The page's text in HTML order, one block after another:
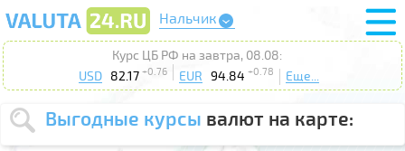
Нальчик
Курс ЦБ РФ на завтра, 08.08:
USD
82.17 +0.76 EUR 94.84 +0.78 Еще...
Выгодные курсы валют на карте: